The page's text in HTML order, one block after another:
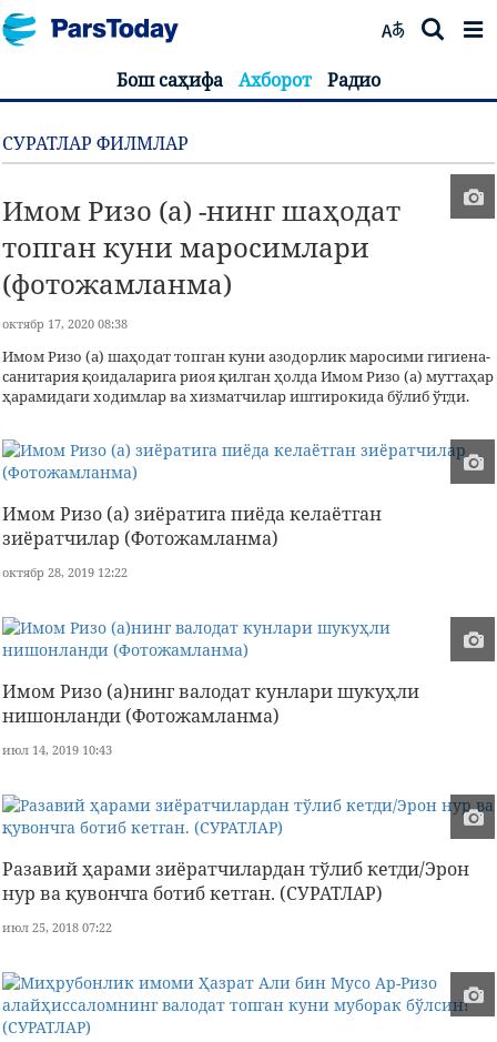
Бош саҳифа Ахборот Радио
СУРАТЛАР ФИЛМЛАР
Имом Ризо (а) -нинг шаҳодат
топган куни маросимлари
(фотожамланма)
октябр 17, 2020 08:38
Имом Ризо (а) шаҳодат топган куни азодорлик маросими гигиена-
санитария қоидаларига риоя қилган ҳолда Имом Ризо (а) муттаҳар
ҳарамидаги ходимлар ва хизматчилар иштирокида бўлиб ўтди.
Имом Ризо (а) зиёратига пиёда келаётган
зиёратчилар (Фотожамланма)
октябр 28, 2019 12:22
Имом Ризо (а)нинг валодат кунлари шукуҳли
нишонланди (Фотожамланма)
июл 14, 2019 10:43
Разавий ҳарами зиёратчилардан тўлиб кетди/Эрон
нур ва қувончга ботиб кетган. (СУРАТЛАР)
июл 25, 2018 07:22